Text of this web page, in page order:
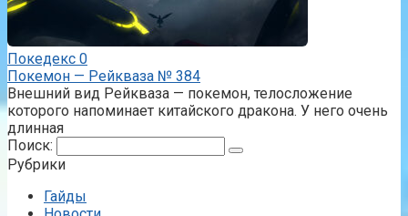
Покедекс 0
Покемон — Рейкваза № 384
Внешний вид Рейкваза — покемон, телосложение
которого напоминает китайского дракона. У него очень
длинная
Поиск:
Рубрики
Гайды